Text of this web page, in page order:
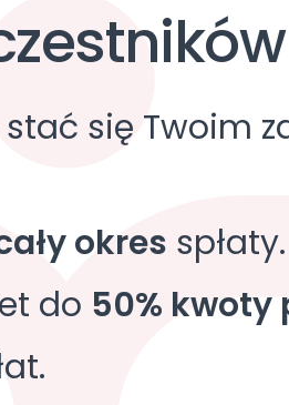
się Twoim
okres spłaty.
do 50% kwoty